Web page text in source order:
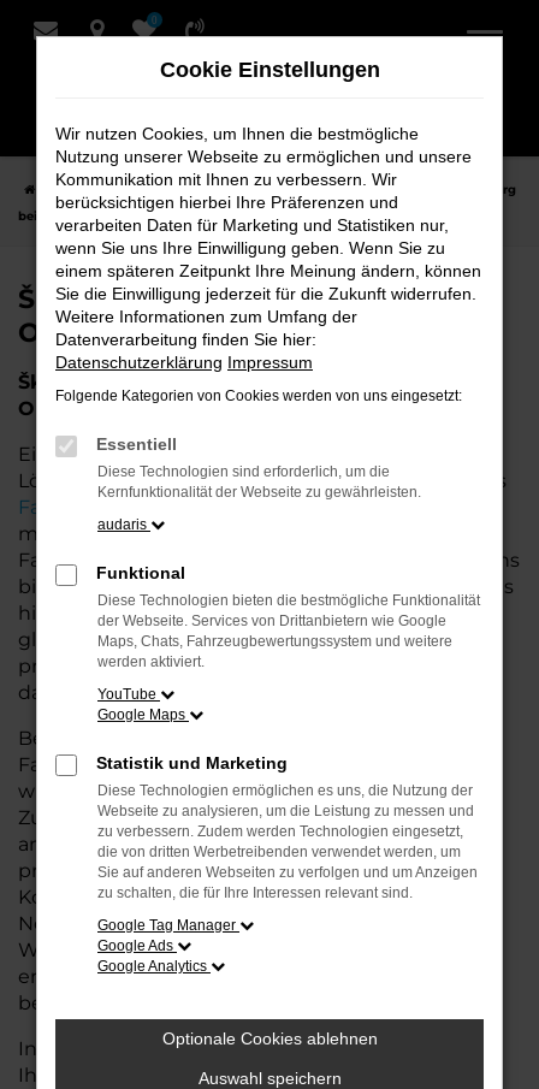
Zum
0
Startseite Oldenburg Škoda
Škoda Tageszulassung für Oldenburg
bei Schmidt + Koch
Škoda Tageszulassung für
Oldenburg bei Schmidt + Koch
Škoda Tageszulassung – Die perfekte Wahl für
Oldenburg
Eine Škoda Tageszulassung stellt die perfekte
Lösung für all diejenigen dar, die ein nahezu neues
Fahrzeug
zu attraktiven Konditionen erwerben
möchten. Wenn Sie für Oldenburg nach einem
Fahrzeug suchen, das die Vorteile eines Neuwagens
bietet – von modernster Technik und Sicherheit bis
hin zu einer erstklassigen Ausstattung – aber
gleichzeitig von einem günstigeren Preis
profitieren wollen, ist eine Tageszulassung genau
das Richtige für Sie.
Bei einer Tageszulassung handelt es sich um
Fahrzeuge, die nur wenige Tage zugelassen
wurden, aber dennoch in ausgezeichnetem
Zustand und mit voller Herstellergarantie
angeboten werden. Sie erhalten also ein Auto, das
praktisch neu ist, jedoch zu deutlich günstigeren
Konditionen im Vergleich zum regulären
Neuwagenpreis. So können Sie Ihr
Wunschfahrzeug zu einem attraktiven Preis
erwerben und müssen dabei keine Kompromisse
bei der Qualität eingehen.
In unserem Autohaus für Oldenburg bieten wir
Ihnen eine große Auswahl an Škoda
Cookie Einstellungen
Wir nutzen Cookies, um Ihnen die bestmögliche
Nutzung unserer Webseite zu ermöglichen und unsere
Kommunikation mit Ihnen zu verbessern. Wir
berücksichtigen hierbei Ihre Präferenzen und
verarbeiten Daten für Marketing und Statistiken nur,
wenn Sie uns Ihre Einwilligung geben. Wenn Sie zu
einem späteren Zeitpunkt Ihre Meinung ändern, können
Sie die Einwilligung jederzeit für die Zukunft widerrufen.
Weitere Informationen zum Umfang der
Datenverarbeitung finden Sie hier:
Datenschutzerklärung Impressum
Folgende Kategorien von Cookies werden von uns eingesetzt:
Essentiell
Diese Technologien sind erforderlich, um die
Kernfunktionalität der Webseite zu gewährleisten.
audaris
Funktional
Diese Technologien bieten die bestmögliche Funktionalität
der Webseite. Services von Drittanbietern wie Google
Maps, Chats, Fahrzeugbewertungssystem und weitere
werden aktiviert.
YouTube
Google Maps
Statistik und Marketing
Diese Technologien ermöglichen es uns, die Nutzung der
Webseite zu analysieren, um die Leistung zu messen und
zu verbessern. Zudem werden Technologien eingesetzt,
die von dritten Werbetreibenden verwendet werden, um
Sie auf anderen Webseiten zu verfolgen und um Anzeigen
zu schalten, die für Ihre Interessen relevant sind.
Google Tag Manager
Google Ads
Google Analytics
Optionale Cookies ablehnen
Auswahl speichern